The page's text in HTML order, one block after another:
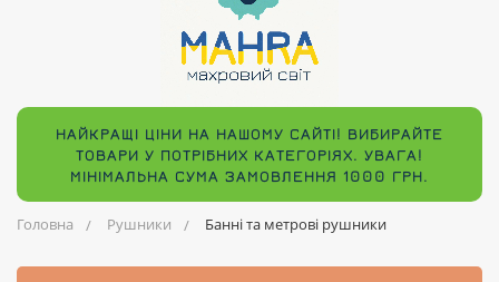
НАЙКРАЩІ ЦІНИ НА НАШОМУ САЙТІ! ВИБИРАЙТЕ
ТОВАРИ У ПОТРІБНИХ КАТЕГОРІЯХ. УВАГА!
МІНІМАЛЬНА СУМА ЗАМОВЛЕННЯ 1000 ГРН.
Головна Рушники Банні та метрові рушники